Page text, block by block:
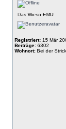
Das Wiesn-EMU
Registriert: 15 Mär
Beiträge: 6302
Wohnort: Bei der